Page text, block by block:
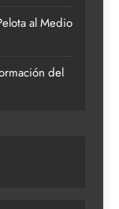
al Medio
del